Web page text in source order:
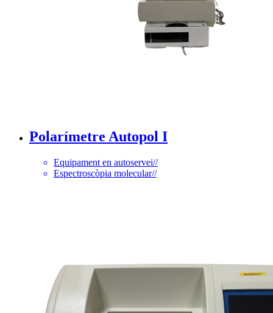
Polarímetre Autopol I
Equipament en autoservei//
Espectroscòpia molecular//